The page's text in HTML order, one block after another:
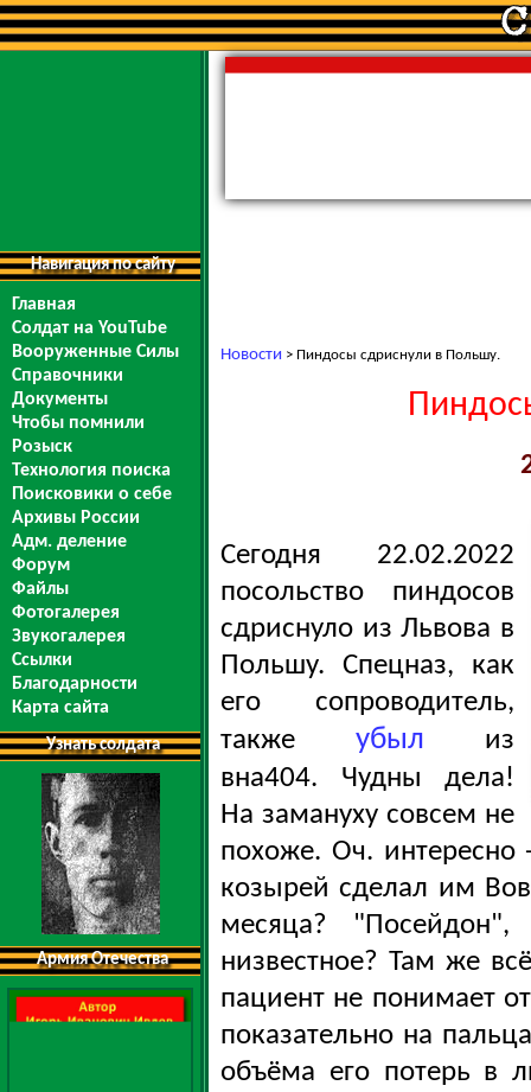
Навигация по сайту
Главная
Солдат на YouTube
Вооруженные Силы
Справочники
Документы
Чтобы помнили
Розыск
Технология поиска
Поисковики о себе
Архивы России
Адм. деление
Форум
Файлы
Фотогалерея
Звукогалерея
Ссылки
Благодарности
Карта сайта
Узнать солдата
Армия Отечества
Новости > Пиндосы сдриснули в Польшу.
Сегодня 22.02.2022
посольство пиндосов
сдриснуло из Львова в
Польшу. Спецназ, как
его сопроводитель,
также убыл из
вна404. Чудны дела!
На замануху совсем не
похоже. Оч.
козырей сделал им
месяца?
низвестное? Там же
пациент не понимает
показательно на
объёма его потерь в